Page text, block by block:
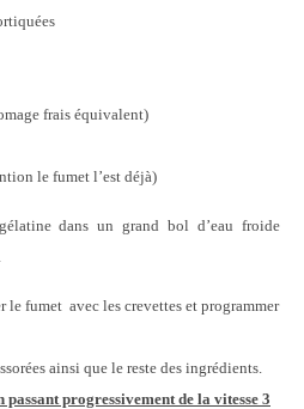
frais équivalent)
le fumet l’est déjà)
dans un grand bol d’eau froide
le fumet avec les crevettes et programmer
ainsi que le reste des ingrédients.
progressivement de la vitesse 3